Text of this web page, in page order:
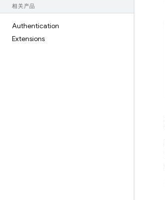
相关产品
Authentication
Extensions